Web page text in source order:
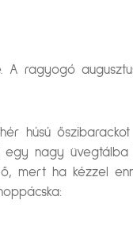
ragyogó
húsú
nagy
mert ha kézzel